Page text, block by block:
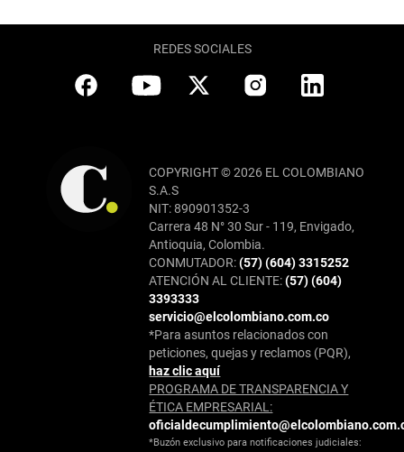
REDES SOCIALES
COPYRIGHT © 2026 EL COLOMBIANO
S.A.S
NIT: 890901352-3
Carrera 48 N° 30 Sur - 119, Envigado,
Antioquia, Colombia.
CONMUTADOR:(57) (604) 3315252
ATENCIÓN AL CLIENTE:(57) (604)
3393333
servicio@elcolombiano.com.co
*Para asuntos relacionados con
peticiones, quejas y reclamos (PQR),
haz clic aquí
PROGRAMA DE TRANSPARENCIA Y
ÉTICA EMPRESARIAL:
*Buzón exclusivo para notificaciones judiciales: